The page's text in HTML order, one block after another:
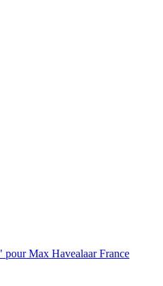
Max Havealaar France